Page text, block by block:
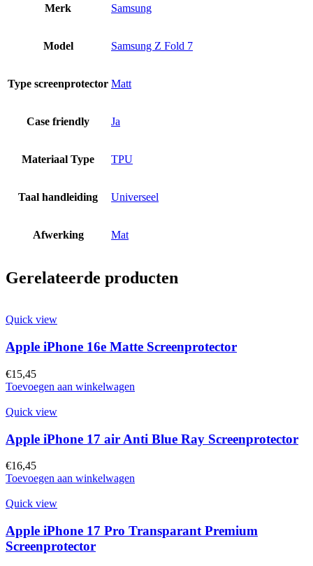
Merk Samsung
Model Samsung Z Fold 7
Type screenprotector Matt
Case friendly Ja
Materiaal Type TPU
Taal handleiding Universeel
Afwerking Mat
Gerelateerde producten
Quick view
Apple iPhone 16e Matte Screenprotector
€15,45
Toevoegen aan winkelwagen
Quick view
Apple iPhone 17 air Anti Blue Ray Screenprotector
€16,45
Toevoegen aan winkelwagen
Quick view
Apple iPhone 17 Pro Transparant Premium
Screenprotector